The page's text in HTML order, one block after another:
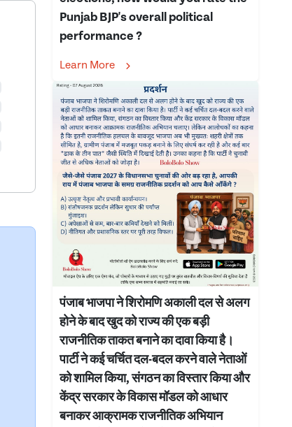
Punjab BJP's overall political
performance ?
Learn More
पंजाब भाजपा ने शिरोमणि अकाली दल से अलग
होने के बाद खुद को राज्य की एक बड़ी
राजनीतिक ताकत बनाने का दावा किया है।
पार्टी ने कई चर्चित दल-बदल करने वाले नेताओं
को शामिल किया, संगठन का विस्तार किया और
केंद्र सरकार के विकास मॉडल को आधार
बनाकर आक्रामक राजनीतिक अभियान